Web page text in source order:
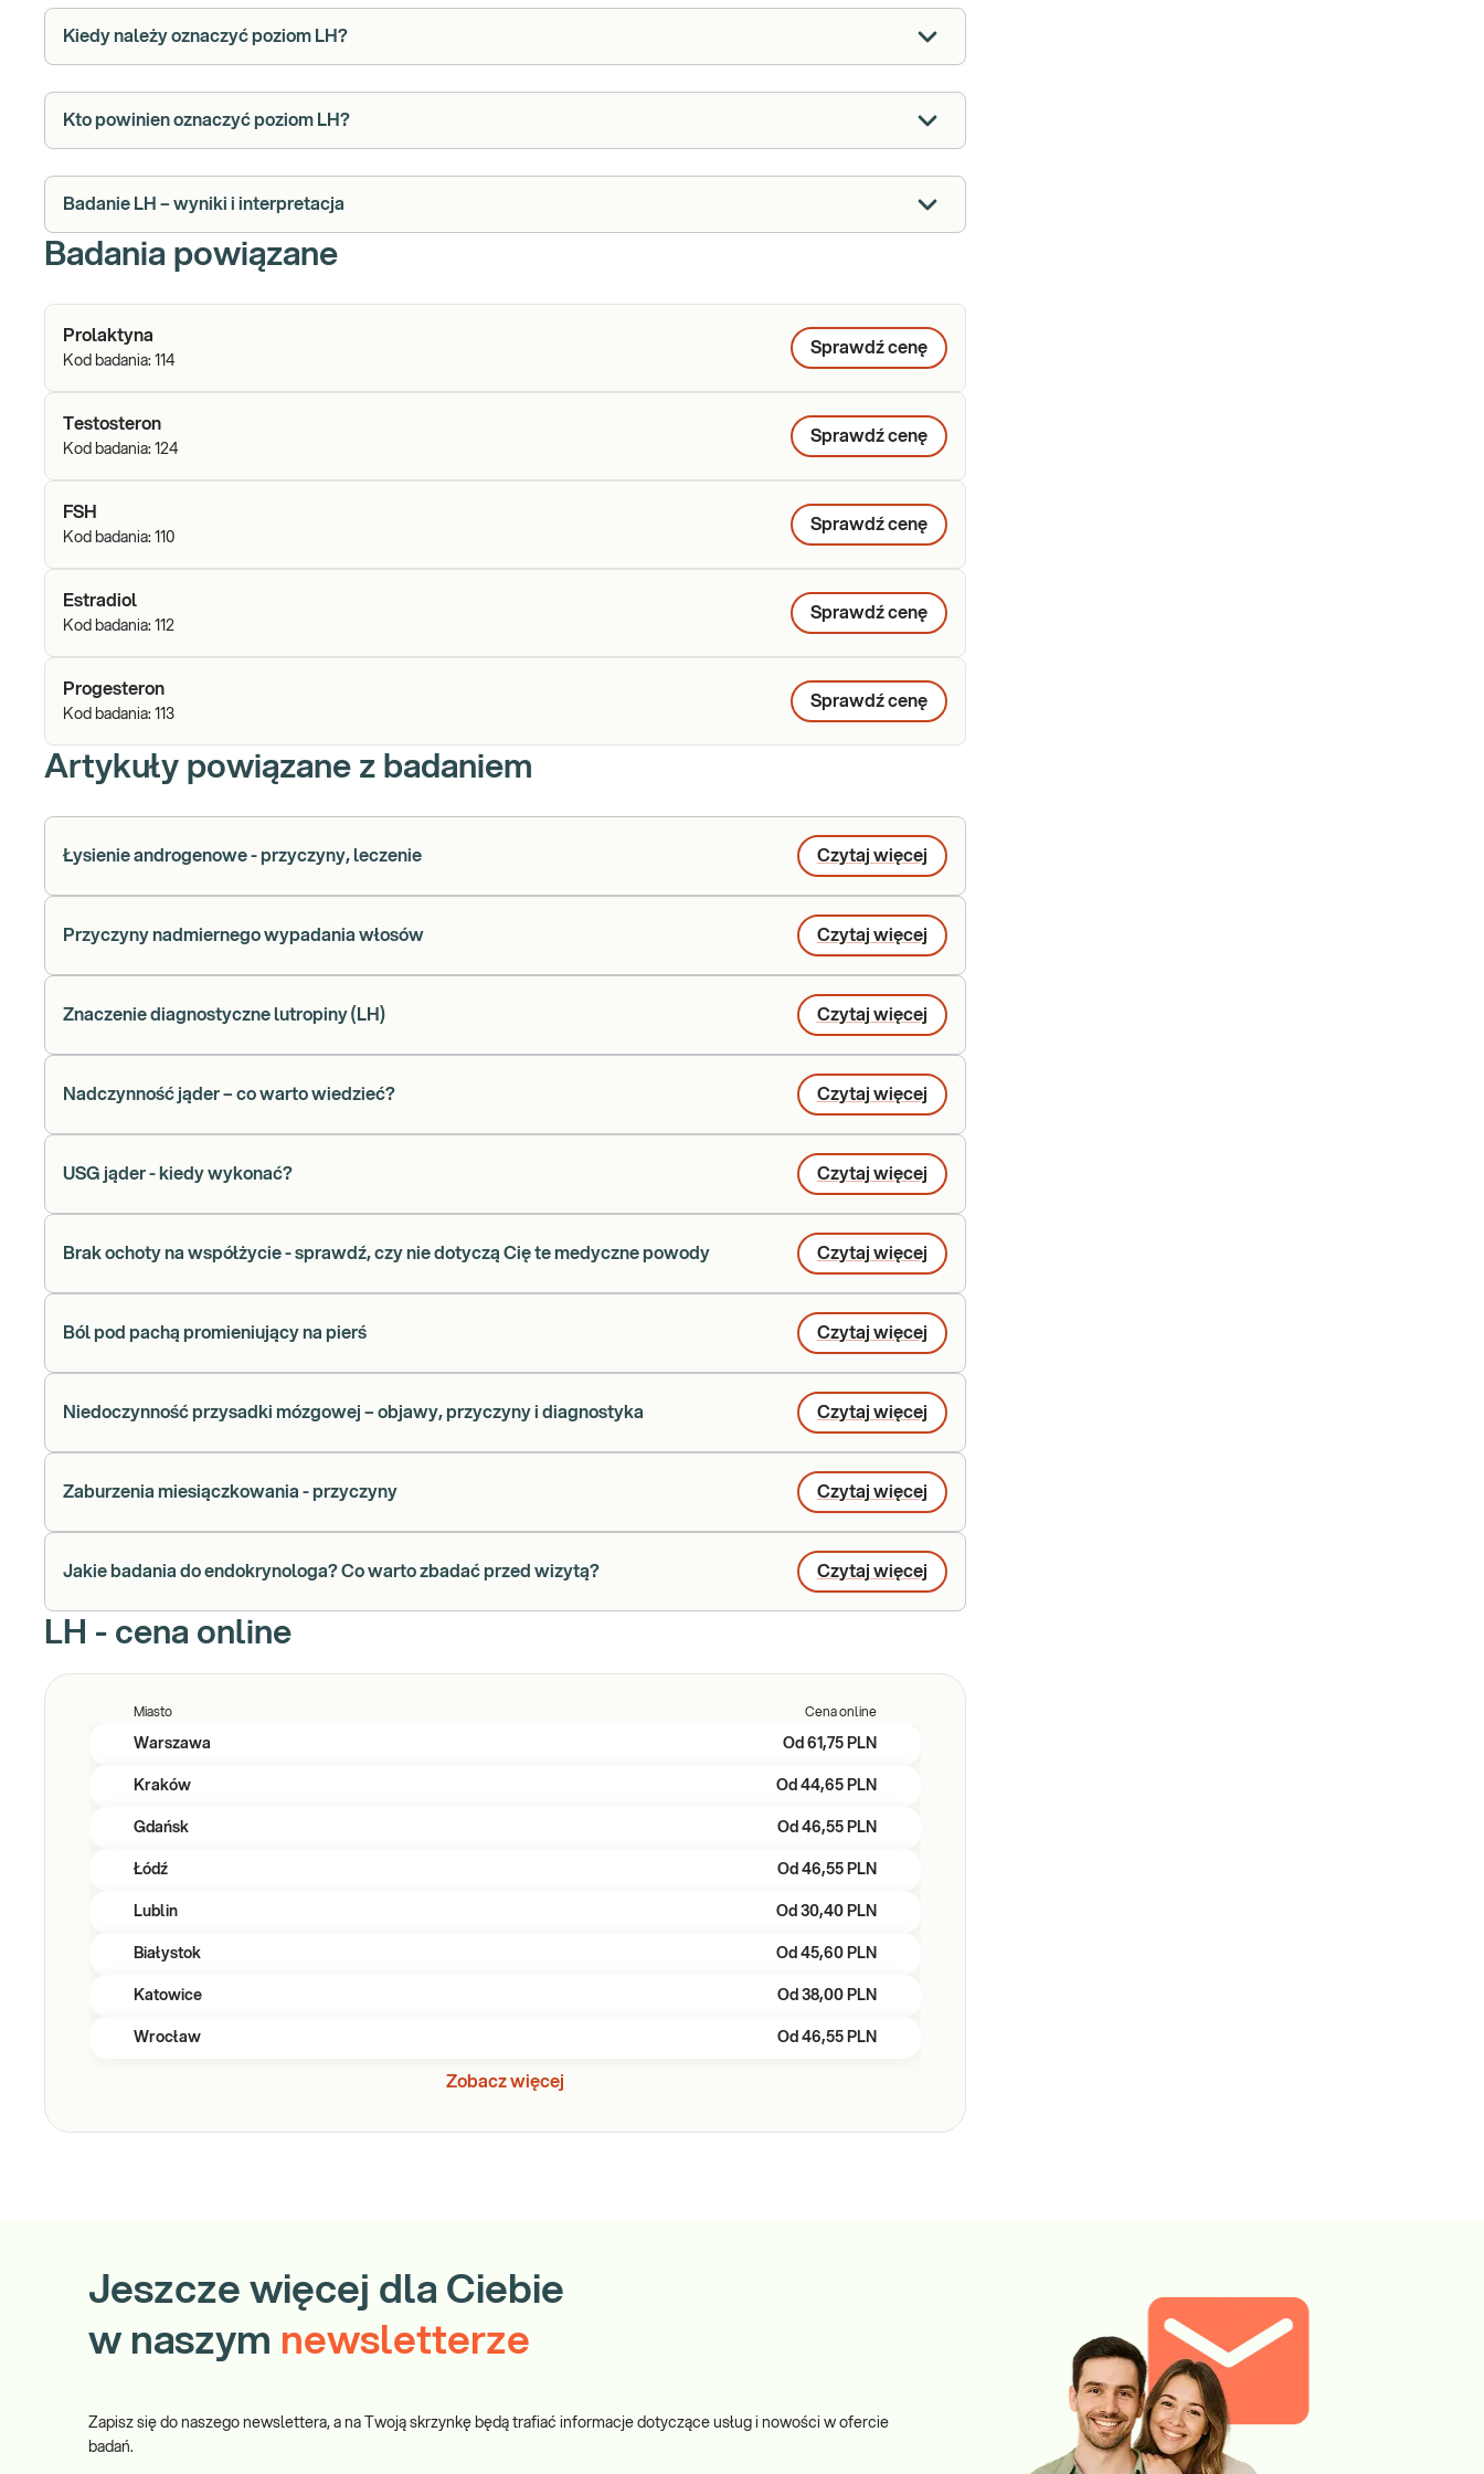
Kiedy należy oznaczyć poziom LH?
Kto powinien oznaczyć poziom LH?
Badanie LH – wyniki i interpretacja
Badania powiązane
Prolaktyna
Kod badania: 114
Sprawdź cenę
Testosteron
Kod badania: 124
Sprawdź cenę
FSH
Kod badania: 110
Sprawdź cenę
Estradiol
Kod badania: 112
Sprawdź cenę
Progesteron
Kod badania: 113
Sprawdź cenę
Artykuły powiązane z badaniem
Łysienie androgenowe - przyczyny, leczenie Czytaj więcej
Przyczyny nadmiernego wypadania włosów Czytaj więcej
Znaczenie diagnostyczne lutropiny (LH) Czytaj więcej
Nadczynność jąder – co warto wiedzieć? Czytaj więcej
USG jąder - kiedy wykonać? Czytaj więcej
Brak ochoty na współżycie - sprawdź, czy nie dotyczą Cię te medyczne powody Czytaj więcej
Ból pod pachą promieniujący na pierś Czytaj więcej
Niedoczynność przysadki mózgowej – objawy, przyczyny i diagnostyka Czytaj więcej
Zaburzenia miesiączkowania - przyczyny Czytaj więcej
Jakie badania do endokrynologa? Co warto zbadać przed wizytą? Czytaj więcej
LH - cena online
Miasto Cena online
Warszawa Od 61,75 PLN
Kraków Od 44,65 PLN
Gdańsk Od 46,55 PLN
Łódź Od 46,55 PLN
Lublin Od 30,40 PLN
Białystok Od 45,60 PLN
Katowice Od 38,00 PLN
Wrocław Od 46,55 PLN
Zobacz więcej
Jeszcze więcej dla Ciebie
w naszym newsletterze
Zapisz się do naszego newslettera, a na Twoją skrzynkę będą trafiać informacje dotyczące usług i nowości w ofercie
badań.